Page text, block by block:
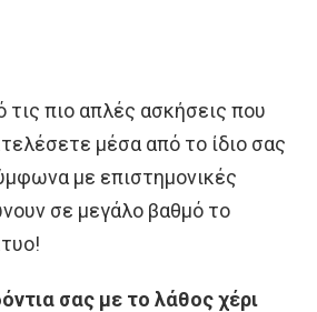
πιο απλές ασκήσεις που
μέσα από το ίδιο σας
με επιστημονικές
σε μεγάλο βαθμό το
σας με το λάθος χέρι